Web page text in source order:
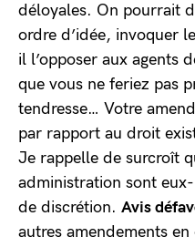
déloyales. On pourrait
ordre d’idée, invoquer
il l’opposer aux agents
que vous ne feriez pas
tendresse… Votre
par rapport au droit
Je rappelle de surcroît
administration sont
de discrétion. Avis
autres amendements en